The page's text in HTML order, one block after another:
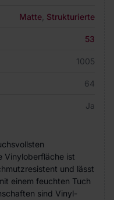
Matte Strukturierte
53
1005
64
Ja
Vinyloberfläche ist
und lässt
einem feuchten Tuch
sind Vinyl-